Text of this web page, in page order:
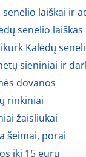
senelio laiškai ir
senelio laiškas
Kalėdų
sieniniai ir
dovanos
rinkiniai
žaisliukai
šeimai, porai
iki 15 eurų